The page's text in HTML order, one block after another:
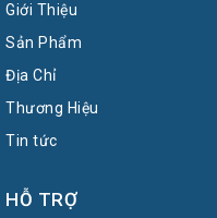
Giới Thiệu
Sản Phẩm
Địa Chỉ
Thương Hiệu
Tin tức
HỖ TRỢ